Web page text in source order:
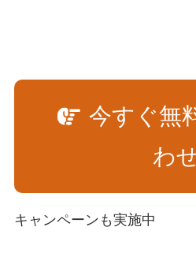
今すぐ無
わ
キャンペーンも実施中